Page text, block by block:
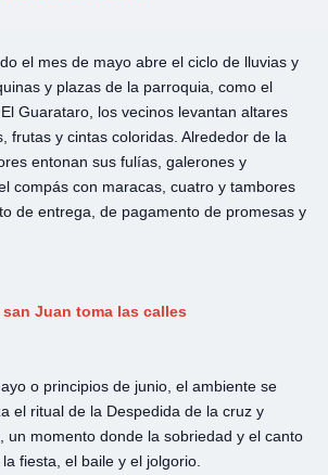
el mes de mayo abre el ciclo de lluvias y
y plazas de la parroquia, como el
Guarataro, los vecinos levantan altares
frutas y cintas coloridas. Alrededor de la
entonan sus fulías, galerones y
compás con maracas, cuatro y tambores
de entrega, de pagamento de promesas y
Juan toma las calles
o principios de junio, el ambiente se
el ritual de la Despedida de la cruz y
un momento donde la sobriedad y el canto
fiesta, el baile y el jolgorio.